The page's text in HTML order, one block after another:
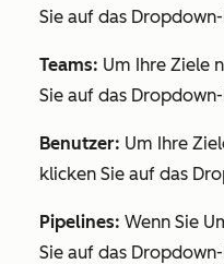
Sie auf das
Teams: Um Ihre Ziele
Sie auf das
Benutzer: Um Ihre
klicken Sie auf das
Pipelines: Wenn Sie
Sie auf das